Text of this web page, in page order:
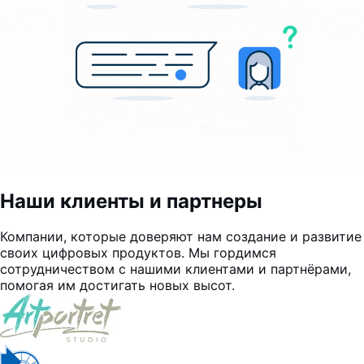
Наши клиенты и партнеры
Компании, которые доверяют нам создание и развитие
своих цифровых продуктов. Мы гордимся
сотрудничеством с нашими клиентами и партнёрами,
помогая им достигать новых высот.